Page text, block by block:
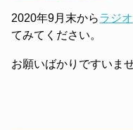
2020年9月末からラジオ
てみてください。
お願いばかりですいま